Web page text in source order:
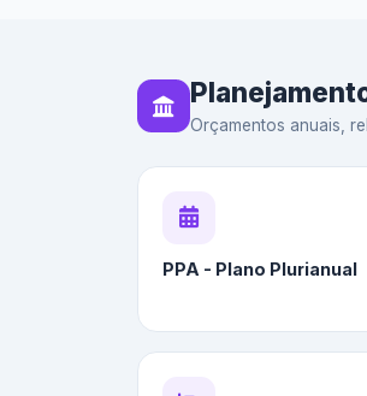
Orçamentos anuais,
PPA - Plano Plurianual